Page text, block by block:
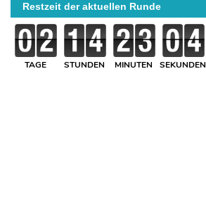
Restzeit der aktuellen Runde
TAGE STUNDEN MINUTEN SEKUNDEN